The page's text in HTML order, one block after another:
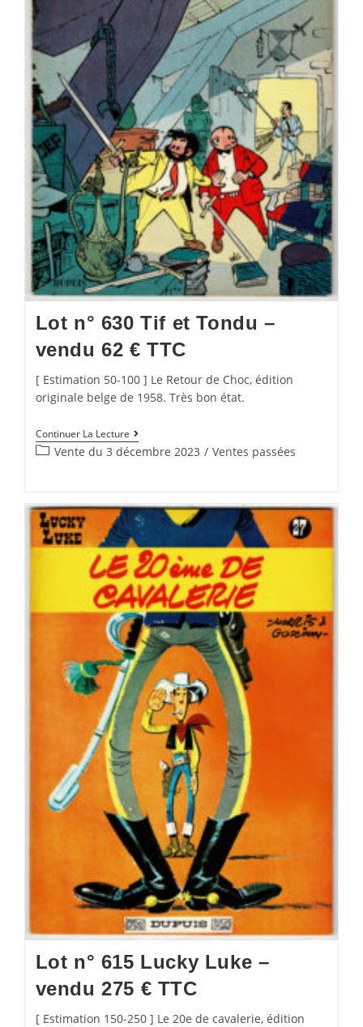
Lot n° 630 Tif et Tondu –
vendu 62 € TTC
[ Estimation 50-100 ] Le Retour de Choc, édition
originale belge de 1958. Très bon état.
Continuer La Lecture
Vente du 3 décembre 2023 / Ventes passées
Lot n° 615 Lucky Luke –
vendu 275 € TTC
[ Estimation 150-250 ] Le 20e de cavalerie, édition